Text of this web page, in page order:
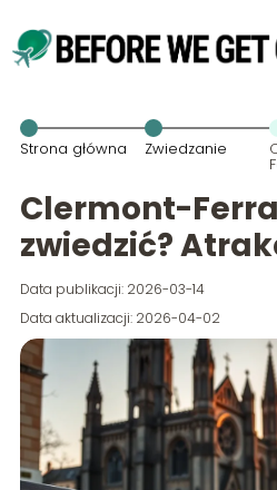
Strona główna Zwiedzanie
Clermont-
zwiedzić?
Data publikacji: 2026-03-14
Data aktualizacji: 2026-04-02